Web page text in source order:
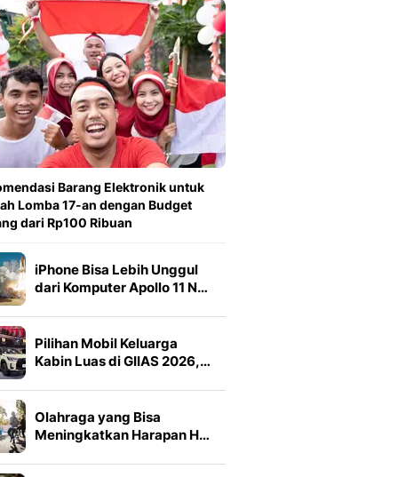
Barang Elektronik untuk
Lomba 17-an dengan Budget
dari Rp100 Ribuan
iPhone Bisa Lebih Unggul
dari Komputer Apollo 11 N…
Pilihan Mobil Keluarga
Kabin Luas di GIIAS 2026,…
Olahraga yang Bisa
Meningkatkan Harapan H…